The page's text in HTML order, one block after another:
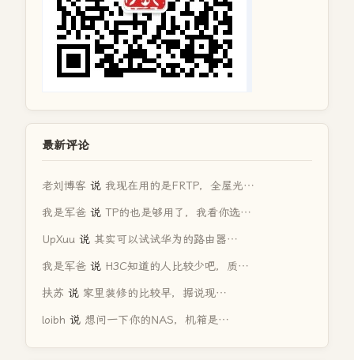
最新评论
老刘博客 说 我现在用的是FRTP，全屋光…
我是军爸 说 TP的也是够用了，我看你选…
UpXuu 说 其实可以试试华为的路由器…
我是军爸 说 H3C知道的人比较少吧，质…
扶苏 说 家里装修的比较早，据说现…
loibh 说 想问一下你的NAS，机箱是…